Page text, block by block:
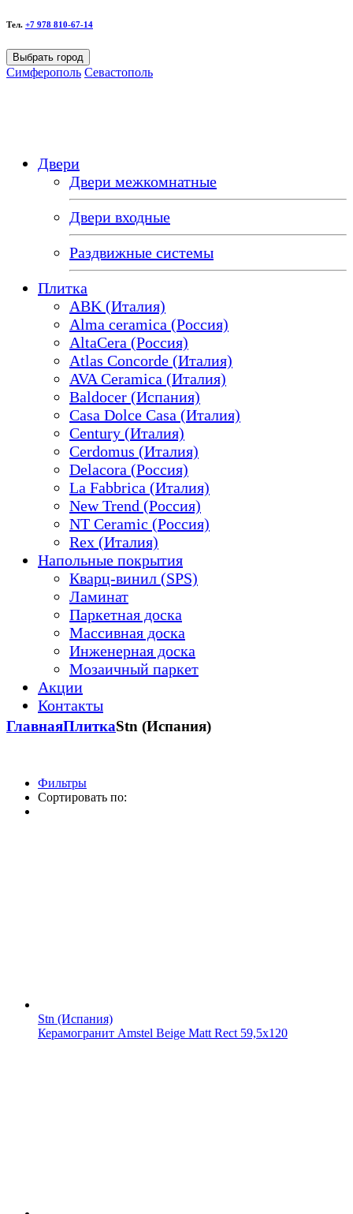
Тел. +7 978 810-67-14
Выбрать город
Симферополь Севастополь
Двери
Двери межкомнатные
Двери входные
Раздвижные системы
Плитка
ABK (Италия)
Alma ceramica (Россия)
AltaCera (Россия)
Atlas Concorde (Италия)
AVA Ceramica (Италия)
Baldocer (Испания)
Casa Dolce Casa (Италия)
Century (Италия)
Cerdomus (Италия)
Delacora (Россия)
La Fabbrica (Италия)
New Trend (Россия)
NT Ceramic (Россия)
Rex (Италия)
Напольные покрытия
Кварц-винил (SPS)
Ламинат
Паркетная доска
Массивная доска
Инженерная доска
Мозаичный паркет
Акции
Контакты
ГлавнаяПлиткаStn (Испания)
Фильтры
Сортировать по:
Stn (Испания)
Керамогранит Amstel Beige Matt Rect 59,5x120